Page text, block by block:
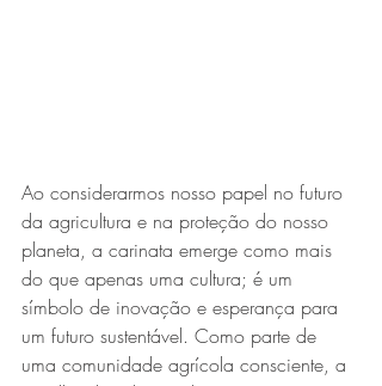
Ao considerarmos nosso papel no futuro
da agricultura e na proteção do nosso
planeta, a carinata emerge como mais
do que apenas uma cultura; é um
símbolo de inovação e esperança para
um futuro sustentável. Como parte de
uma comunidade agrícola consciente, a